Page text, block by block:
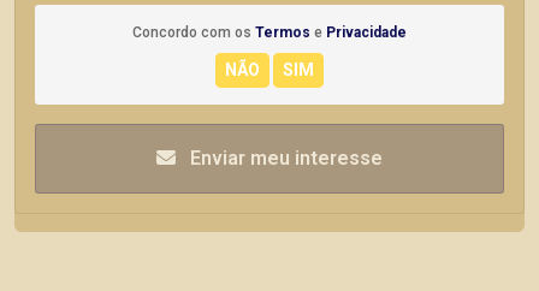
Concordo com os Termos e Privacidade
Enviar meu interesse